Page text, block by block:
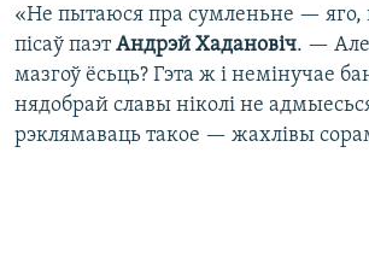
«Не пытаюся пра сумленьне — яго,
пісаў паэтАндрэй Хадановіч. — Але
мазгоў ёсьць? Гэта ж і немінучае
нядобрай славы ніколі не
рэклямаваць такое — жахлівы